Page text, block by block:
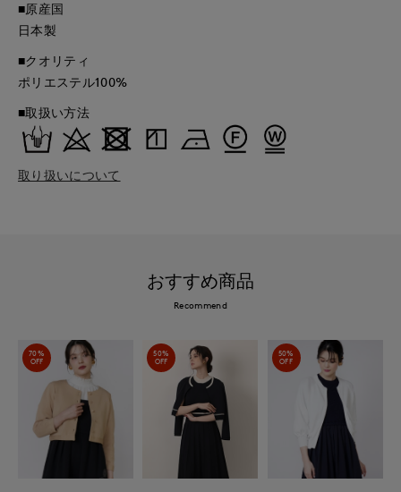
■原産国
日本製
■クオリティ
ポリエステル100%
■取扱い方法
取り扱いについて
おすすめ商品
Recommend
70%
OFF
50%
OFF
50%
OFF